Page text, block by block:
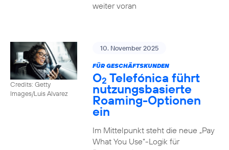
weiter voran
Credits: Getty
Images/Luis Alvarez
10. November 2025
FÜR GESCHÄFTSKUNDEN
O2 Telefónica führt
nutzungs­basierte
Roaming-Optionen
ein
Im Mittelpunkt steht die neue „Pay
What You Use“-Logik für